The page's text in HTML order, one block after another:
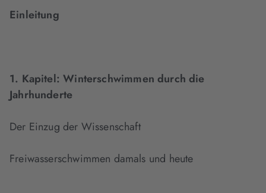
Einleitung
1. Kapitel:Winterschwimmen durch die
Jahrhunderte
Der Einzug der Wissenschaft
Freiwasserschwimmen damals und heute